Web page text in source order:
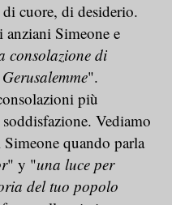
cuore, di desiderio.
anziani Simeone e
consolazione di
".
più
Vediamo
quando parla
" y "una luce per
del tuo popolo